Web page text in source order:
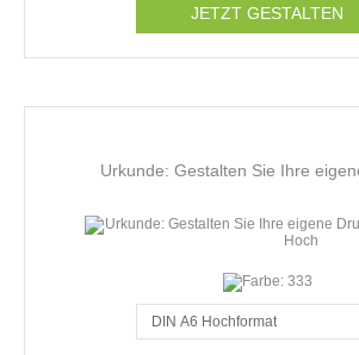
JETZT GESTALTEN
Urkunde: Gestalten Sie Ihre